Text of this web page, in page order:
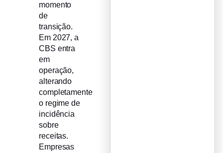
momento
de
transição.
Em 2027, a
CBS entra
em
operação,
alterando
completamente
o regime de
incidência
sobre
receitas.
Empresas